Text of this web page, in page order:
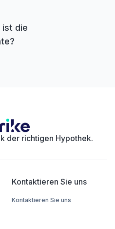
ist die
der richtigen Hypothek.
Kontaktieren Sie uns
Kontaktieren Sie uns